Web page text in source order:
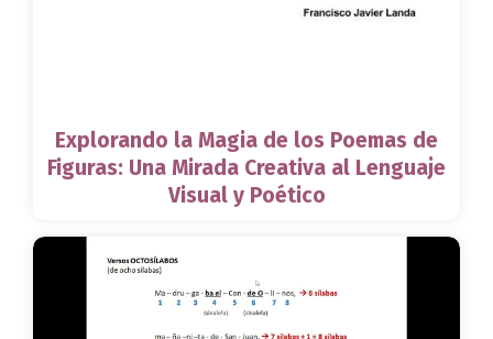
Explorando la Magia de los Poemas de
Figuras: Una Mirada Creativa al Lenguaje
Visual y Poético